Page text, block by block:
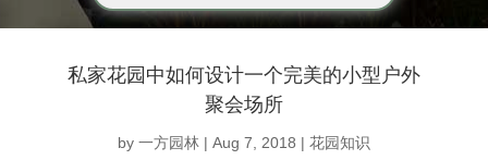
私家花园中如何设计一个完美的小型户外
聚会场所
by 一方园林 | Aug 7, 2018 | 花园知识